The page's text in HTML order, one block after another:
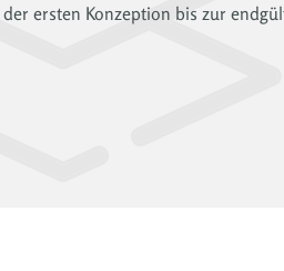
ersten Konzeption bis zur